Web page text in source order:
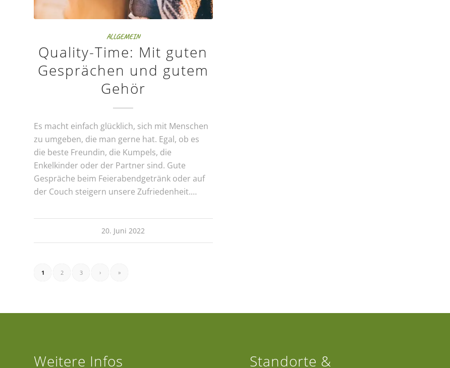
ALLGEMEIN
Quality-Time: Mit guten
Gesprächen und gutem
Gehör
Es macht einfach glücklich, sich mit Menschen
zu umgeben, die man gerne hat. Egal, ob es
die beste Freundin, die Kumpels, die
Enkelkinder oder der Partner sind. Gute
Gespräche beim Feierabendgetränk oder auf
der Couch steigern unsere Zufriedenheit.…
20. Juni 2022
1 2 3 › »
Weitere Infos Standorte &